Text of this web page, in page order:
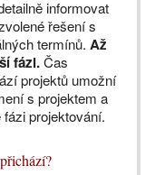
informovat
řešení s
termínů. Až
fázi.Čas
projektů umožní
s projektem a
projektování.